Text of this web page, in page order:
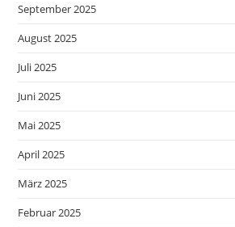
September 2025
August 2025
Juli 2025
Juni 2025
Mai 2025
April 2025
März 2025
Februar 2025